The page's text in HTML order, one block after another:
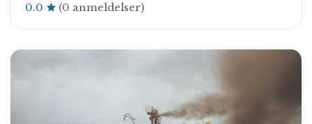
0.0 (0 anmeldelser)